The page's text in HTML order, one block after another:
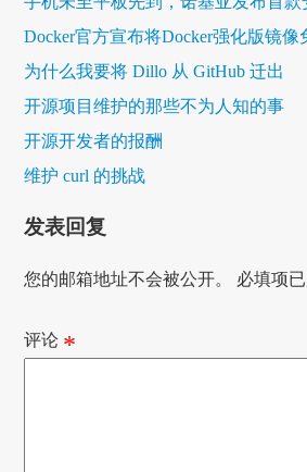
Docker官方宣布将Docker强化版镜像
为什么我要将 Dillo 从 GitHub 迁出
开源项目维护的那些不为人知的事
开源开发者的报酬
维护 curl 的挑战
发表回复
您的邮箱地址不会被公开。 必填项已
评论 *